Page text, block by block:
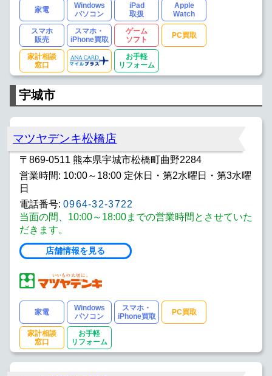
家電
Windows
パソコン
iPad
取扱
Apple
Watch
スマホ
販売
スマホ・
iPhone買取
ゲーム
ソフト
PC買取
家計相談
窓口
お手軽
リフォーム
宇城市
マツヤデンキ松橋店
〒869-0511 熊本県宇城市松橋町曲野2284
営業時間: 10:00～18:00 定休日・第2水曜日・第3水曜
日
電話番号: 0964-32-3722
当面の間、10:00～18:00までの営業時間とさせていた
だきます。
店舗情報を見る
家電
Windows
パソコン
スマホ・
iPhone買取
PC買取
家計相談
窓口
お手軽
リフォーム